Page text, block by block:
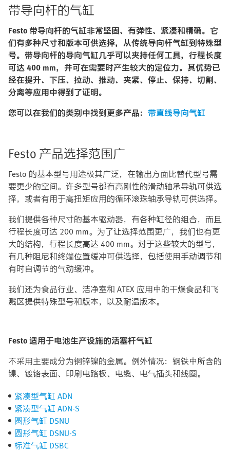
带导向杆的气缸
Festo 带导向杆的气缸非常坚固、有弹性、紧凑和精确。它
们有多种尺寸和版本可供选择，从传统导向杆气缸到特殊型
号。带导向杆的导向气缸几乎可以夹持任何工具，行程长度
可达 400 mm，并可在需要时产生较大的定位力。其优势已
经在提升、下压、拉动、推动、夹紧、停止、保持、切割、
分离等应用中得到了证明。
您可以在我们的类别中找到更多产品： 带直线导向气缸
Festo 产品选择范围广
Festo 的基本型号用途极其广泛，在输出方面比替代型号需
要更少的空间。许多型号都有高刚性的滑动轴承导轨可供选
择，或者有用于高扭矩应用的循环滚珠轴承导轨可供选择。
我们提供各种尺寸的基本驱动器，有各种缸径的组合，而且
行程长度可达 200 mm。为了让选择范围更广，我们也有更
大的结构，行程长度高达 400 mm。对于这些较大的型号，
有几种阻尼和终端位置缓冲可供选择，包括使用手动调节和
有时自调节的气动缓冲。
我们还为食品行业、洁净室和 ATEX 应用中的干燥食品和飞
溅区提供特殊型号和版本，以及耐温版本。
Festo 适用于电池生产设施的活塞杆气缸
不采用主要成分为铜锌镍的金属。例外情况：钢铁中所含的
镍、镀铬表面、印刷电路板、电缆、电气插头和线圈。
紧凑型气缸 ADN
紧凑型气缸 ADN-S
圆形气缸 DSNU
圆形气缸 DSNU-S
标准气缸 DSBC